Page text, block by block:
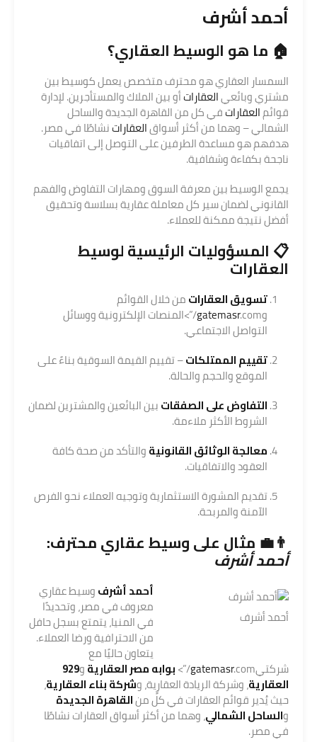
أحمد أشرف
🏠 ما هو الوسيط العقاري؟
السمسار العقاري هو محترف متخصص يعمل كوسيط بين
مشتري وبائعيالعقاراتأو بين الملاك والمستأجرين. لإدارة
قوائمالعقاراتفي كل من القاهرة الجديدة والساحل
الشمالي – وهما من أكثر أسواقالعقاراتنشاطًا في مصر.
هدفهم هو مساعدة الطرفين على التوصل إلى اتفاقيات
ناجحة بكفاءة وشفافية.
يجمع الوسيط بين معرفة السوق ومهارات التفاوض والفهم
القانوني لضمان سير كل معاملة عقارية بسلاسة وتحقيق
أفضل نتيجة ممكنة للعملاء.
📋 المسؤوليات الرئيسية لوسيط
العقارات
تسويق العقاراتمن خلال القوائم
و gatemasr.com/”>المنصات الإلكترونية ووسائل
التواصل الاجتماعي.
تقييم الممتلكات– تقييم القيمة السوقية بناءً على
الموقع والحجم والحالة.
التفاوض على الصفقاتبين البائعين والمشترين لضمان
الشروط الأكثر ملاءمة.
معالجة الوثائق القانونيةوالتأكد من صحة كافة
العقود والاتفاقيات.
تقديم المشورة الاستثمارية وتوجيه العملاء نحو الفرص
الآمنة والمربحة.
👨‍💼 مثال على وسيط عقاري محترف:
أحمد أشرف
أحمد أشرف
أحمد أشرفوسيط عقاري
معروف في مصر، وتحديدًا
في المنيا، يتمتع بسجل حافل
من الاحترافية ورضا العملاء.
يتعاون حاليًا مع
شركتي gatemasr.com/”> بوابه مصر العقاريةو929
العقارية، وشركة الريادة العقارية، وشركة بناء العقارية،
حيث يُدير قوائم العقارات في كلٍّ منالقاهرة الجديدة
والساحل الشمالي، وهما من أكثر أسواق العقارات نشاطًا
في مصر.